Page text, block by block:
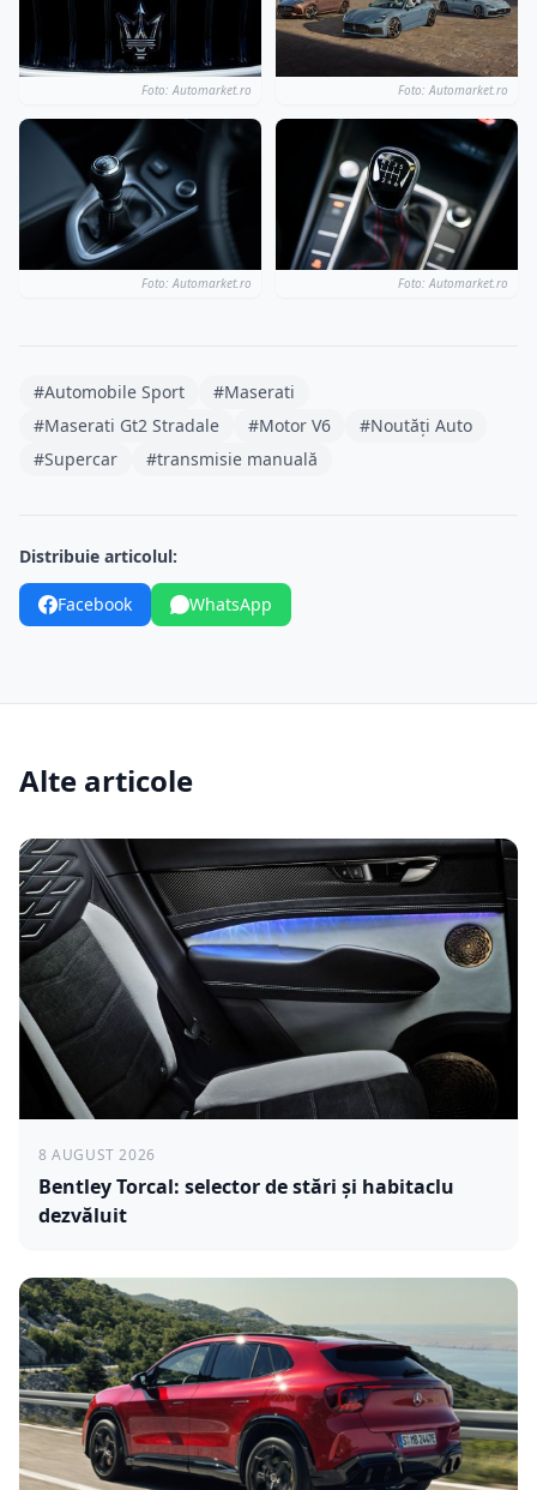
Foto: Automarket.ro Foto: Automarket.ro
Foto: Automarket.ro Foto: Automarket.ro
#Automobile Sport
#Maserati
#Maserati Gt2 Stradale
#Motor V6
#Noutăți Auto
#Supercar
#transmisie manuală
Distribuie articolul:
Facebook WhatsApp
Alte articole
8 AUGUST 2026
Bentley Torcal: selector de stări și habitaclu
dezvăluit